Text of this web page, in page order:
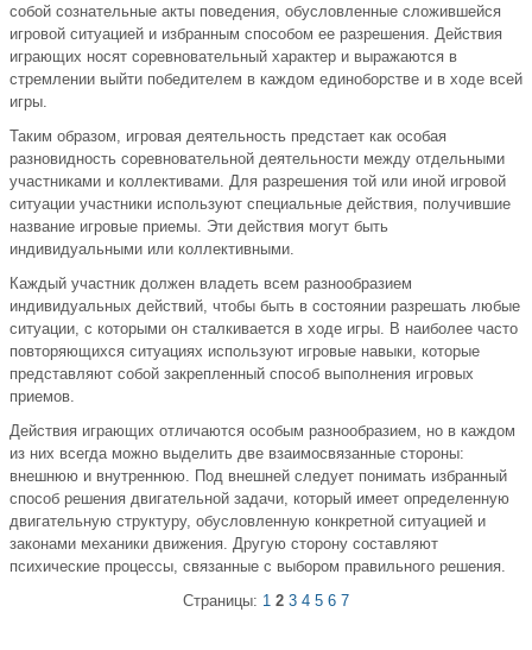
собой сознательные акты поведения, обусловленные сложившейся
игровой ситуацией и избранным способом ее разрешения. Действия
играющих носят соревновательный характер и выражаются в
стремлении выйти победителем в каждом единоборстве и в ходе всей
игры.
Таким образом, игровая деятельность предстает как особая
разновидность соревновательной деятельности между отдельными
участниками и коллективами. Для разрешения той или иной игровой
ситуации участники используют специальные действия, получившие
название игровые приемы. Эти действия могут быть
индивидуальными или коллективными.
Каждый участник должен владеть всем разнообразием
индивидуальных действий, чтобы быть в состоянии разрешать любые
ситуации, с которыми он сталкивается в ходе игры. В наиболее часто
повторяющихся ситуациях используют игровые навыки, которые
представляют собой закрепленный способ выполнения игровых
приемов.
Действия играющих отличаются особым разнообразием, но в каждом
из них всегда можно выделить две взаимосвязанные стороны:
внешнюю и внутреннюю. Под внешней следует понимать избранный
способ решения двигательной задачи, который имеет определенную
двигательную структуру, обусловленную конкретной ситуацией и
законами механики движения. Другую сторону составляют
психические процессы, связанные с выбором правильного решения.
Страницы: 1 2 3 4 5 6 7